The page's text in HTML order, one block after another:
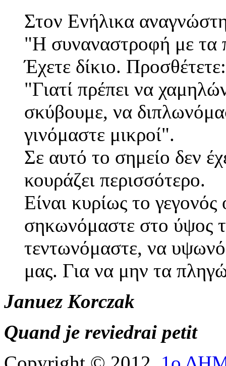
Στον Ενήλικα
"Η συναναστροφή με τα
Έχετε δίκιο. Προσθέτετε:
"Γιατί πρέπει να
σκύβουμε, να
γινόμαστε μικροί".
Σε αυτό το σημείο δεν
κουράζει περισσότερο.
Είναι κυρίως το
σηκωνόμαστε στο ύψος
τεντωνόμαστε, να
μας. Για να μην τα
Januez Korczak
Quand je reviedrai petit